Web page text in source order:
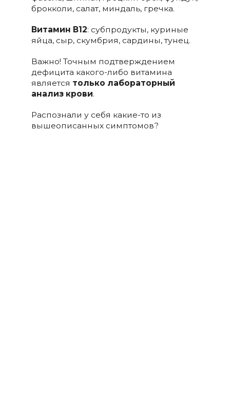
брокколи, салат, миндаль, гречка.
Витамин В12: субпродукты, куриные
яйца, сыр, скумбрия, сардины, тунец.
Важно! Точным подтверждением
дефицита какого-либо витамина
является только лабораторный
анализ крови.
Распознали у себя какие-то из
вышеописанных симптомов?